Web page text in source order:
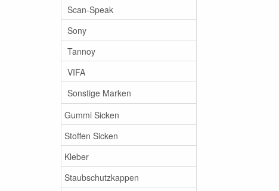
Scan-Speak
Sony
Tannoy
VIFA
Sonstige Marken
Gummi Sicken
Stoffen Sicken
Kleber
Staubschutzkappen